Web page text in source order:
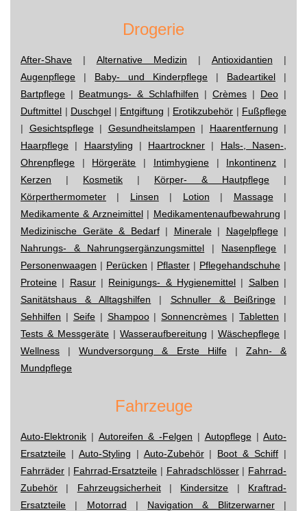
Drogerie
After-Shave | Alternative Medizin | Antioxidantien |
Augenpflege | Baby- und Kinderpflege | Badeartikel |
Bartpflege | Beatmungs- & Schlafhilfen | Crèmes | Deo |
Duftmittel | Duschgel | Entgiftung | Erotikzubehör | Fußpflege
| Gesichtspflege| Gesundheitslampen | Haarentfernung |
Haarpflege | Haarstyling | Haartrockner | Hals-, Nasen-,
Ohrenpflege | Hörgeräte | Intimhygiene| Inkontinenz |
Kerzen | Kosmetik | Körper- & Hautpflege |
Körperthermometer | Linsen | Lotion | Massage|
Medikamente & Arzneimittel| Medikamentenaufbewahrung |
Medizinische Geräte & Bedarf| Minerale| Nagelpflege|
Nahrungs- & Nahrungsergänzungsmittel | Nasenpflege |
Personenwaagen | Perücken | Pflaster | Pflegehandschuhe |
Proteine | Rasur| Reinigungs- & Hygienemittel | Salben |
Sanitätshaus & Alltagshilfen | Schnuller & Beißringe|
Sehhilfen | Seife| Shampoo|Sonnencrèmes |Tabletten |
Tests & Messgeräte | Wasseraufbereitung | Wäschepflege |
Wellness |Wundversorgung & Erste Hilfe| Zahn- &
Mundpflege
Fahrzeuge
Auto-Elektronik | Autoreifen & -Felgen | Autopflege| Auto-
Ersatzteile | Auto-Styling | Auto-Zubehör| Boot & Schiff |
Fahrräder | Fahrrad-Ersatzteile | Fahradschlösser| Fahrrad-
Zubehör | Fahrzeugsicherheit| Kindersitze | Kraftrad-
Ersatzteile | Motorrad | Navigation & Blitzerwarner|